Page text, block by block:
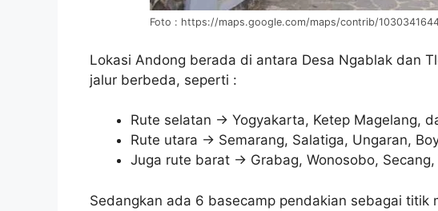
Foto : https://maps.google.com/maps/contrib/
Lokasi Andong berada di antara Desa Ngablak dan
jalur berbeda, seperti :
Rute selatan -> Yogyakarta, Ketep Magelang,
Rute utara -> Semarang, Salatiga, Ungaran,
Juga rute barat -> Grabag, Wonosobo,
Sedangkan ada 6 basecamp pendakian sebagai titik